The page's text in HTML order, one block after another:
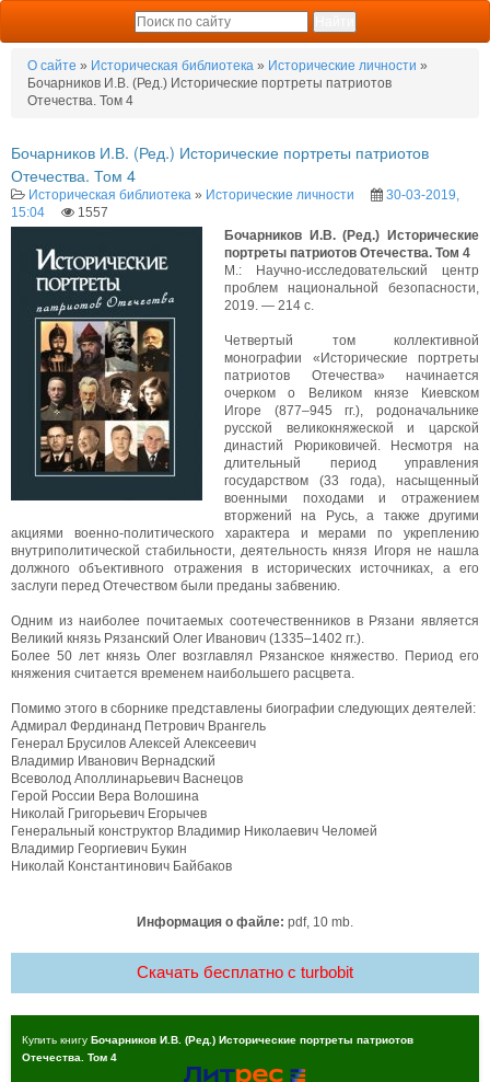
О сайте » Историческая библиотека » Исторические личности »
Бочарников И.В. (Ред.) Исторические портреты патриотов
Отечества. Том 4
Бочарников И.В. (Ред.) Исторические портреты патриотов
Отечества. Том 4
Историческая библиотека » Исторические личности
30-03-2019,
15:04
1557
Бочарников И.В. (Ред.) Исторические
портреты патриотов Отечества. Том 4
М.: Научно-исследовательский центр
проблем национальной безопасности,
2019. — 214 с.
Четвертый том коллективной
монографии «Исторические портреты
патриотов Отечества» начинается
очерком о Великом князе Киевском
Игоре (877–945 гг.), родоначальнике
русской великокняжеской и царской
династий Рюриковичей. Несмотря на
длительный период управления
государством (33 года), насыщенный
военными походами и отражением
вторжений на Русь, а также другими
акциями военно-политического характера и мерами по укреплению
внутриполитической стабильности, деятельность князя Игоря не нашла
должного объективного отражения в исторических источниках, а его
заслуги перед Отечеством были преданы забвению.
Одним из наиболее почитаемых соотечественников в Рязани является
Великий князь Рязанский Олег Иванович (1335–1402 гг.).
Более 50 лет князь Олег возглавлял Рязанское княжество. Период его
княжения считается временем наибольшего расцвета.
Помимо этого в сборнике представлены биографии следующих деятелей:
Адмирал Фердинанд Петрович Врангель
Генерал Брусилов Алексей Алексеевич
Владимир Иванович Вернадский
Всеволод Аполлинарьевич Васнецов
Герой России Вера Волошина
Николай Григорьевич Егорычев
Генеральный конструктор Владимир Николаевич Челомей
Владимир Георгиевич Букин
Николай Константинович Байбаков
Информация о файле: pdf, 10 mb.
Скачать бесплатно c turbobit
Купить книгу Бочарников И.В. (Ред.) Исторические портреты патриотов
Отечества. Том 4